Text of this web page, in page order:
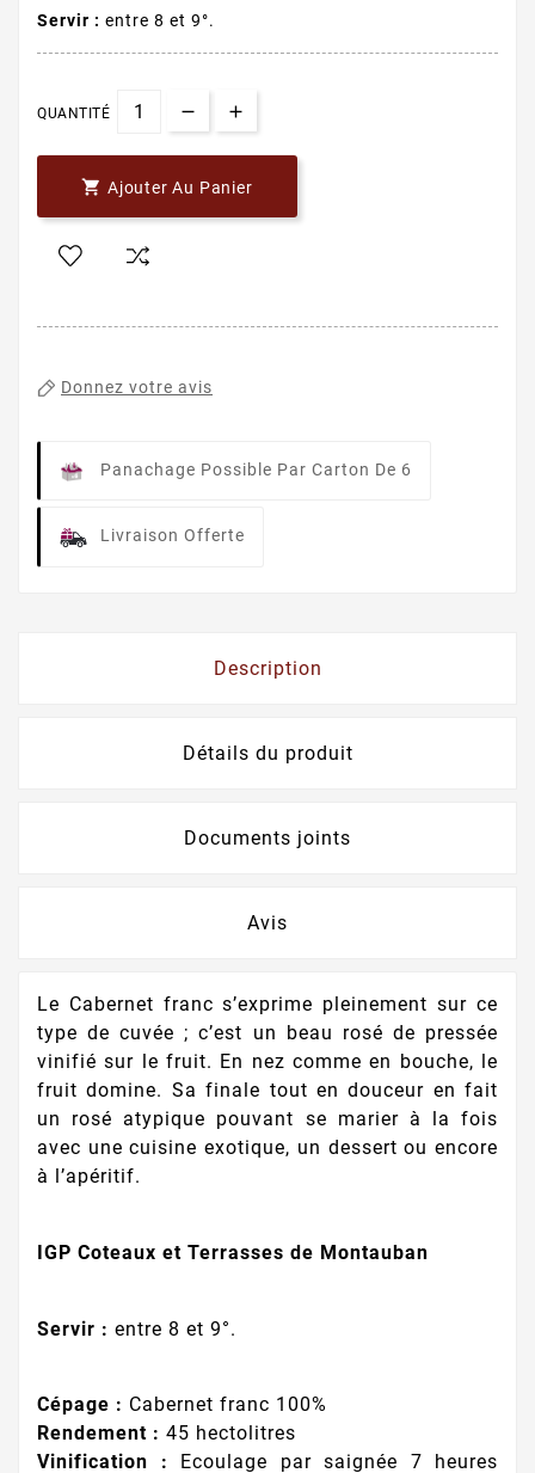
Servir : entre 8 et 9°.
QUANTITÉ
 Ajouter Au Panier
Donnez votre avis
Panachage Possible Par Carton De 6
Livraison Offerte
Description
Détails du produit
Documents joints
Avis
Le Cabernet franc s’exprime pleinement sur ce
type de cuvée ; c’est un beau rosé de pressée
vinifié sur le fruit. En nez comme en bouche, le
fruit domine. Sa finale tout en douceur en fait
un rosé atypique pouvant se marier à la fois
avec une cuisine exotique, un dessert ou encore
à l’apéritif.
IGP Coteaux et Terrasses de Montauban
Servir : entre 8 et 9°.
Cépage : Cabernet franc 100%
Rendement : 45 hectolitres
Vinification : Ecoulage par saignée 7 heures